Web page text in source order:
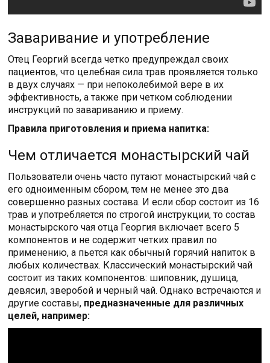
Заваривание и употребление
Отец Георгий всегда четко предупреждал своих
пациентов, что целебная сила трав проявляется только
в двух случаях — при непоколебимой вере в их
эффективность, а также при четком соблюдении
инструкций по завариванию и приему.
Правила приготовления и приема напитка:
Чем отличается монастырский чай
Пользователи очень часто путают монастырский чай с
его одноименным сбором, тем не менее это два
совершенно разных состава. И если сбор состоит из 16
трав и употребляется по строгой инструкции, то состав
монастырского чая отца Георгия включает всего 5
компонентов и не содержит четких правил по
применению, а пьется как обычный горячий напиток в
любых количествах. Классический монастырский чай
состоит из таких компонентов: шиповник, душица,
девясил, зверобой и черный чай. Однако встречаются и
другие составы, предназначенные для различных
целей, например: